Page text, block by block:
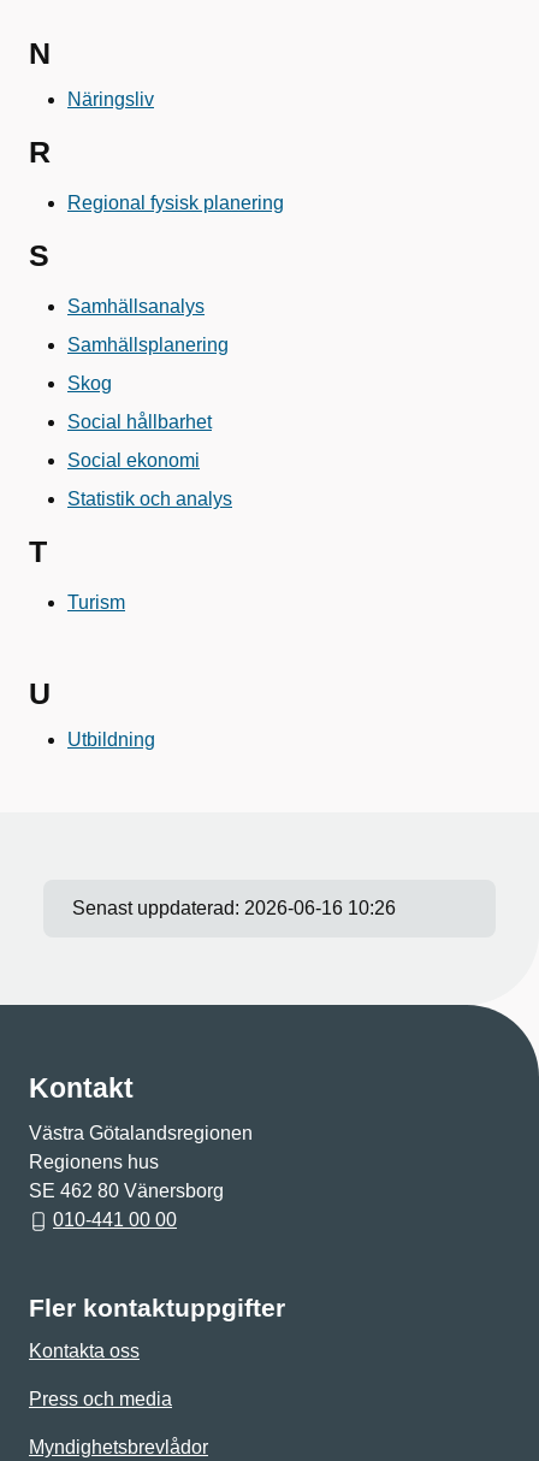
N
Näringsliv
R
Regional fysisk planering
S
Samhällsanalys
Samhällsplanering
Skog
Social hållbarhet
Social ekonomi
Statistik och analys
T
Turism
U
Utbildning
Senast uppdaterad: 2026-06-16 10:26
Kontakt
Västra Götalandsregionen
Regionens hus
SE 462 80 Vänersborg
010-441 00 00
Fler kontaktuppgifter
Kontakta oss
Press och media
Myndighetsbrevlådor